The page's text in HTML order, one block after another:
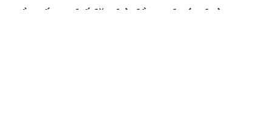
Đề xuất cơ chế đặc thù đầu tư dự án đường